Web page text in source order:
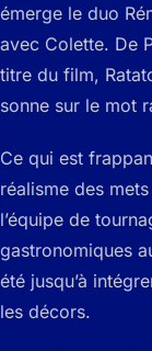
émerge le duo
avec Colette. De
titre du film,
sonne sur le mot
Ce qui est
réalisme des
l’équipe de
gastronomiques
été jusqu’à
les décors.